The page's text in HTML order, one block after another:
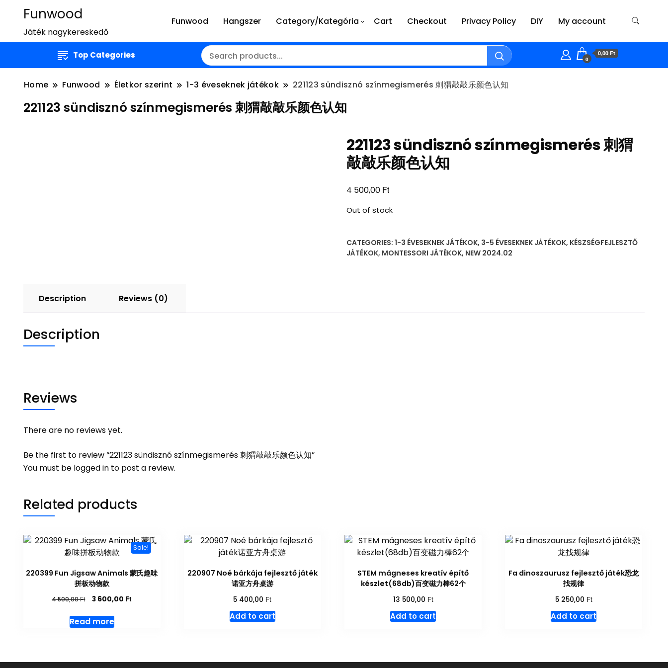
Funwood
Játék nagykereskedő
Funwood Hangszer Category/Kategória Cart Checkout Privacy Policy DIY My account
Top Categories 0
0,00 Ft
Home Funwood Életkor szerint 1-3 éveseknek játékok 221123 sündisznó színmegismerés 刺猬敲敲乐颜色认知
221123 sündisznó színmegismerés 刺猬敲敲乐颜色认知
221123 sündisznó színmegismerés 刺猬
敲敲乐颜色认知
4 500,00 Ft
Out of stock
CATEGORIES: 1-3 ÉVESEKNEK JÁTÉKOK, 3-5 ÉVESEKNEK JÁTÉKOK, KÉSZSÉGFEJLESZTŐ
JÁTÉKOK, MONTESSORI JÁTÉKOK, NEW 2024.02
Description Reviews (0)
Description
Reviews
There are no reviews yet.
Be the first to review “221123 sündisznó színmegismerés 刺猬敲敲乐颜色认知”
You must be logged in to post a review.
Related products
Sale!
220399 Fun Jigsaw Animals 蒙氏趣味
拼板动物款
4 500,00Ft
Original
was:
4
3 600,00 FtCurrent
Read more
220907 Noé bárkája fejlesztő játék
诺亚方舟桌游
5 400,00 Ft
Add to cart
STEM mágneses kreatív építő
készlet(68db)百变磁力棒62个
13 500,00 Ft
Add to cart
Fa dinoszaurusz fejlesztő játék恐龙
找规律
5 250,00 Ft
Add to cart